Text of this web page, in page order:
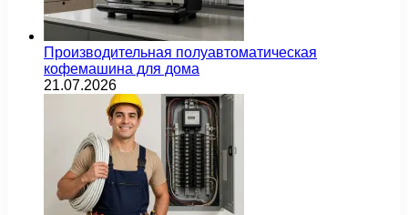
Производительная полуавтоматическая
кофемашина для дома
21.07.2026